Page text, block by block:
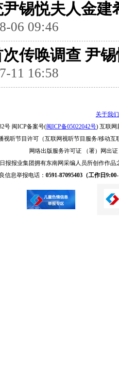
锡悦夫人金建
06 09:46
传唤调查 尹
11 16:58